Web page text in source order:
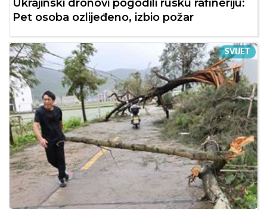
Ukrajinski dronovi pogodili rusku rafineriju:
Pet osoba ozlijeđeno, izbio požar
SVIJET